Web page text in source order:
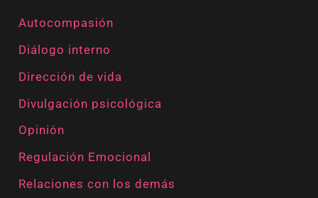
Autocompasión
Diálogo interno
Dirección de vida
Divulgación psicológica
Opinión
Regulación Emocional
Relaciones con los demás